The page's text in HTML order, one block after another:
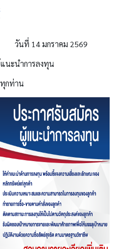
วันที่ 14 มกราคม 2569
นะนำการลงทุน
กท่าน